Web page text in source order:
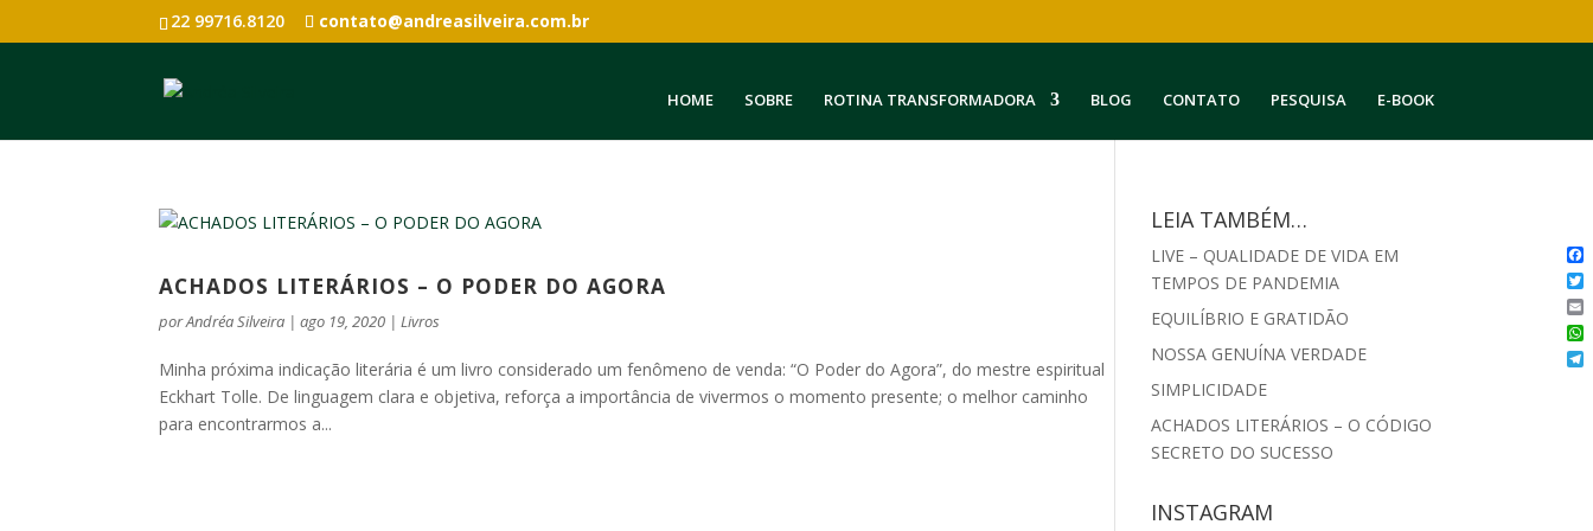
22 99716.8120 contato@andreasilveira.com.br
HOME SOBRE ROTINA TRANSFORMADORA BLOG CONTATO PESQUISA E-BOOK
ACHADOS LITERÁRIOS – O PODER DO AGORA
porAndréa Silveira |ago 19, 2020 |Livros
Minha próxima indicação literária é um livro considerado um fenômeno de venda: “O Poder do Agora”, do mestre espiritual
Eckhart Tolle. De linguagem clara e objetiva, reforça a importância de vivermos o momento presente; o melhor caminho
para encontrarmos a...
LEIA TAMBÉM…
LIVE – QUALIDADE DE VIDA EM
TEMPOS DE PANDEMIA
EQUILÍBRIO E GRATIDÃO
NOSSA GENUÍNA VERDADE
SIMPLICIDADE
ACHADOS LITERÁRIOS – O CÓDIGO
SECRETO DO SUCESSO
INSTAGRAM